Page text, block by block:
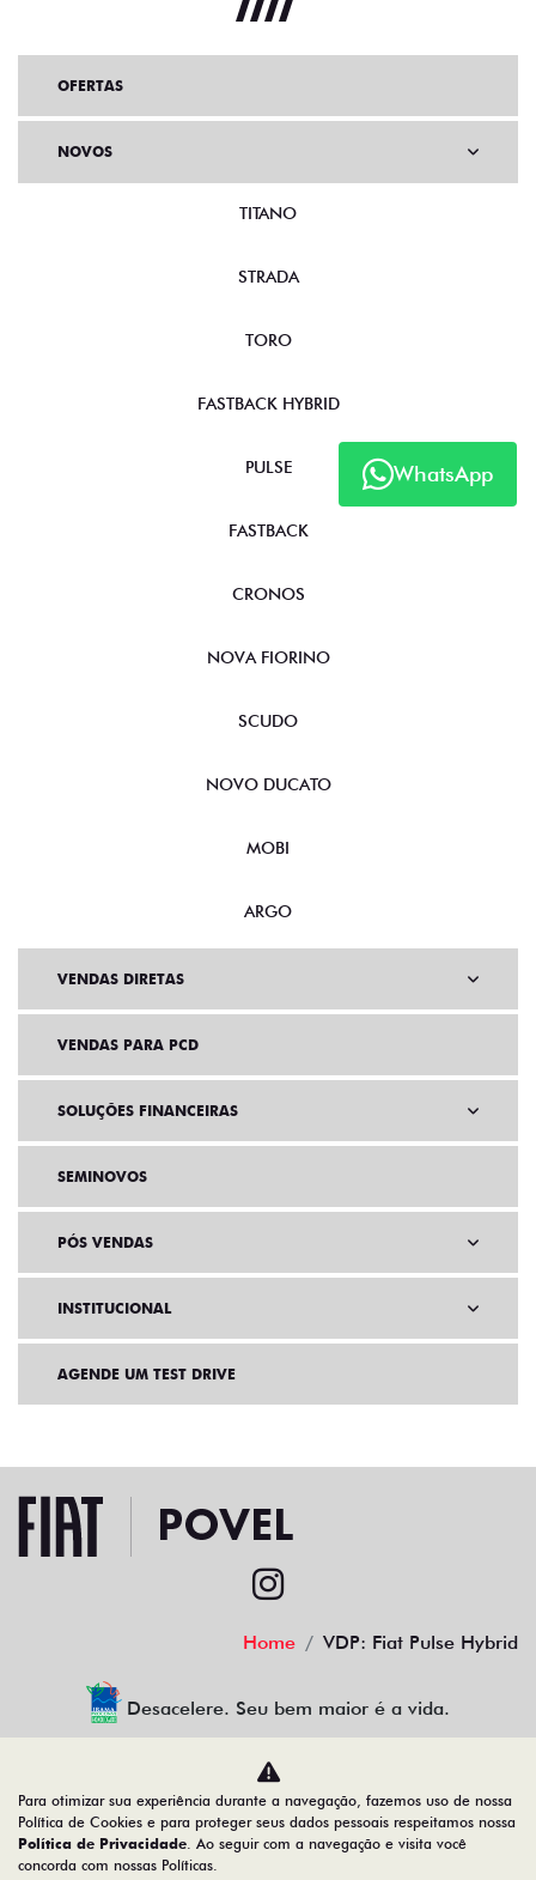
WhatsApp
OFERTAS
NOVOS
TITANO
STRADA
TORO
FASTBACK HYBRID
PULSE
FASTBACK
CRONOS
NOVA FIORINO
SCUDO
NOVO DUCATO
MOBI
ARGO
VENDAS DIRETAS
VENDAS PARA PCD
SOLUÇÕES FINANCEIRAS
SEMINOVOS
PÓS VENDAS
INSTITUCIONAL
AGENDE UM TEST DRIVE
Home VDP: Fiat Pulse Hybrid
Desacelere. Seu bem maior é a vida.
povel porcino veiculos ltda
08.378.861/0001-10
Para otimizar sua experiência durante a navegação, fazemos uso de nossa
Política de Cookies e para proteger seus dados pessoais respeitamos nossa
Política de Privacidade. Ao seguir com a navegação e visita você
concorda com nossas Políticas.